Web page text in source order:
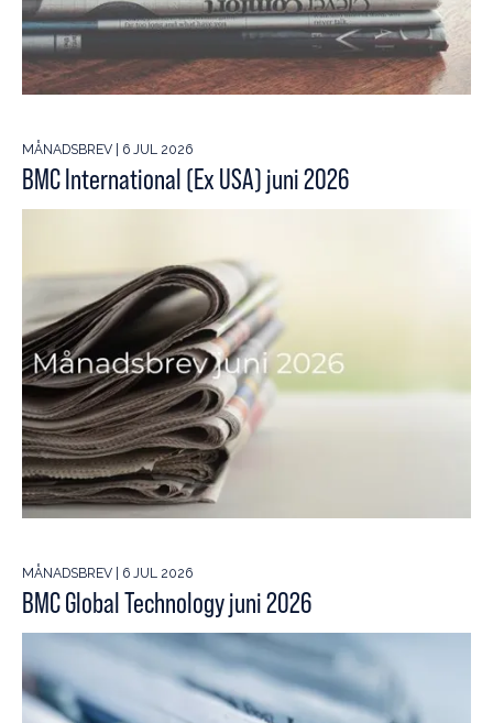
MÅNADSBREV | 6 JUL 2026
BMC International (Ex USA) juni 2026
MÅNADSBREV | 6 JUL 2026
BMC Global Technology juni 2026